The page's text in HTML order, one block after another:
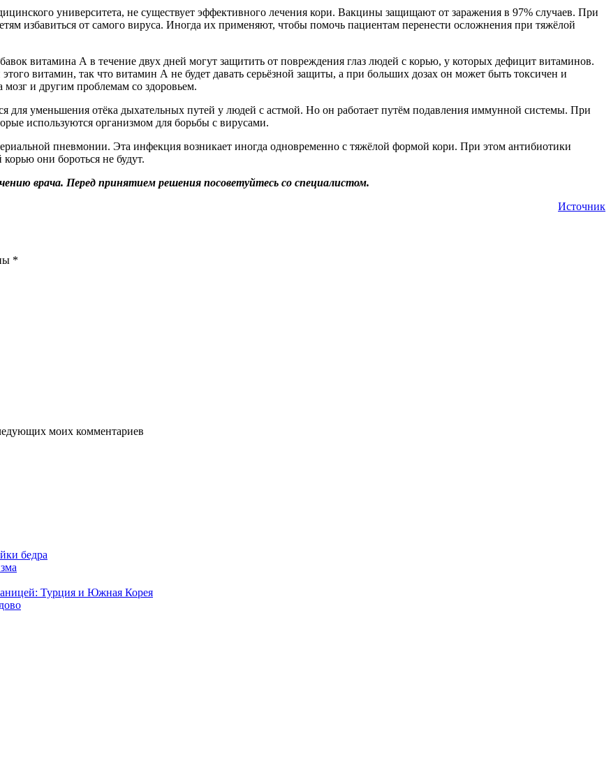
университета, не существует эффективного лечения кори. Вакцины защищают от заражения в 97% случаев. При
избавиться от самого вируса. Иногда их применяют, чтобы помочь пациентам перенести осложнения при тяжёлой
витамина А в течение двух дней могут защитить от повреждения глаз людей с корью, у которых дефицит витаминов.
витамин, так что витамин А не будет давать серьёзной защиты, а при больших дозах он может быть токсичен и
и другим проблемам со здоровьем.
для уменьшения отёка дыхательных путей у людей с астмой. Но он работает путём подавления иммунной системы. При
используются организмом для борьбы с вирусами.
пневмонии. Эта инфекция возникает иногда одновременно с тяжёлой формой кори. При этом антибиотики
они бороться не будут.
врача. Перед принятием решения посоветуйтесь со специалистом.
Источник
*
моих комментариев
бедра
Турция и Южная Корея